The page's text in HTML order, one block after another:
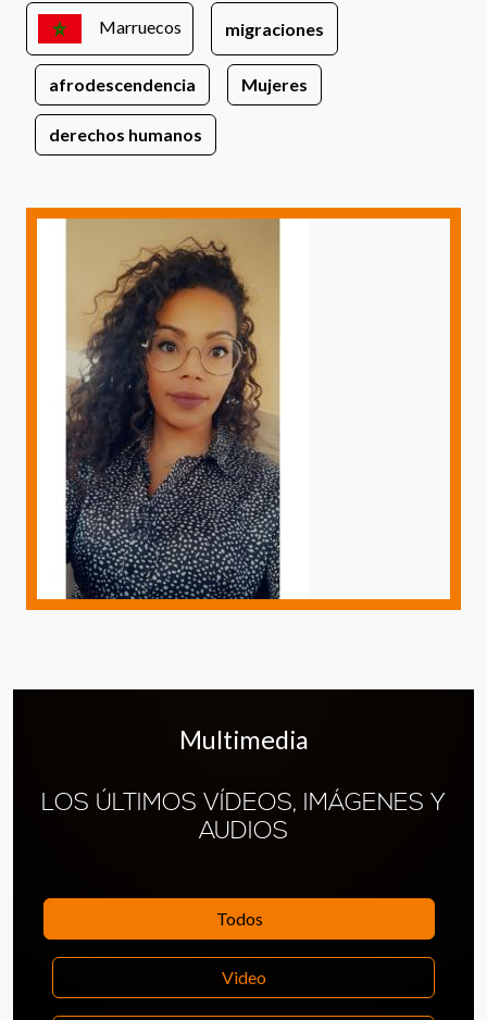
Marruecos migraciones
afrodescendencia Mujeres
derechos humanos
Multimedia
LOS ÚLTIMOS VÍDEOS, IMÁGENES Y
AUDIOS
Todos
Video